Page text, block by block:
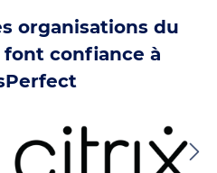
organisations du
confiance à